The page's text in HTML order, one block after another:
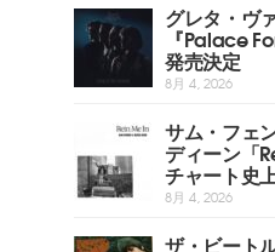
グレタ・ヴ
『Palace
発売決定
8月 4, 2026
サム・フェ
ディーン「
チャート史
8月 4, 2026
ザ・ビート